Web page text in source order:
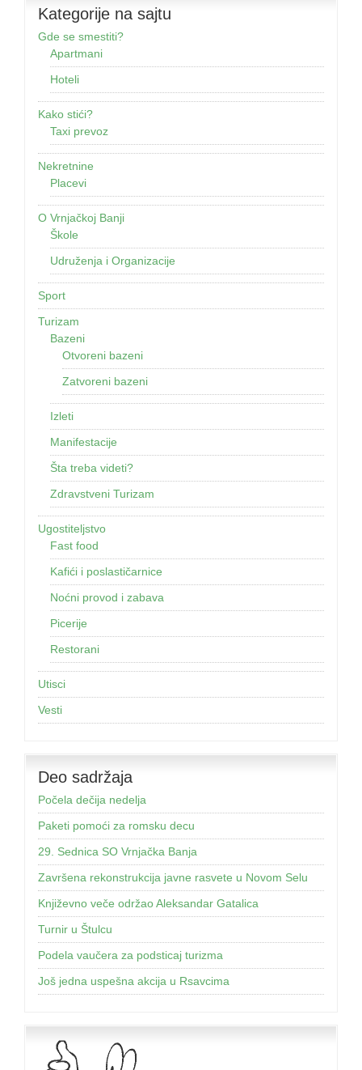
Kategorije na sajtu
Gde se smestiti?
Apartmani
Hoteli
Kako stići?
Taxi prevoz
Nekretnine
Placevi
O Vrnjačkoj Banji
Škole
Udruženja i Organizacije
Sport
Turizam
Bazeni
Otvoreni bazeni
Zatvoreni bazeni
Izleti
Manifestacije
Šta treba videti?
Zdravstveni Turizam
Ugostiteljstvo
Fast food
Kafići i poslastičarnice
Noćni provod i zabava
Picerije
Restorani
Utisci
Vesti
Deo sadržaja
Počela dečija nedelja
Paketi pomoći za romsku decu
29. Sednica SO Vrnjačka Banja
Završena rekonstrukcija javne rasvete u Novom Selu
Književno veče održao Aleksandar Gatalica
Turnir u Štulcu
Podela vaučera za podsticaj turizma
Još jednа uspešnа аkcijа u Rsаvcimа